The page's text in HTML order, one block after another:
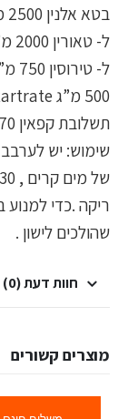
בטא אלנין 2500 מ”ג
ל- טאורין 2000 מ”ג
ל- טירוסין 750 מ”ג
500 מ”ג Choline Bitartrate
תשלובת קפאין 470 מ”ג
שהולכים לישון .
חוות דעת (0)
מוצרים קשורים